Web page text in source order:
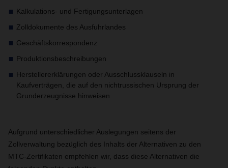
Kalkulations- und Fertigungsunterlagen
Zolldokumente des Ausfuhrlandes
Geschäftskorrespondenz
Produktionsbeschreibungen
Herstellererklärungen oder Ausschlussklauseln in
Kaufverträgen, die auf den nichtrussischen Ursprung der
Grunderzeugnisse hinweisen.
Aufgrund unterschiedlicher Auslegungen seitens der
Zollverwaltung bezüglich des Inhalts der Alternativen zu den
MTC-Zertifikaten empfehlen wir, dass diese Alternativen die